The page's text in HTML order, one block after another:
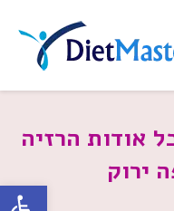
פתח
אודות הרזיה
ירוק